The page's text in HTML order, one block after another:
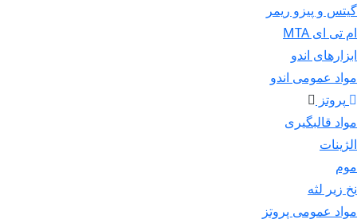
گیتس و پیزو ریمر
ام تی ای MTA
ابزارهای اندو
مواد عمومی اندو
پروتز
مواد قالبگیری
الژینات
موم
نخ زیر لثه
مواد عمومی پروتز